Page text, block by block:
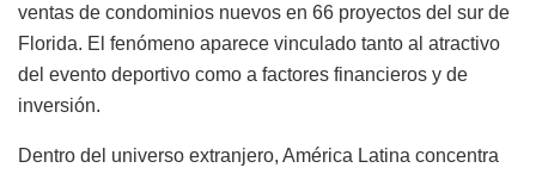
ventas de condominios nuevos en 66 proyectos del sur de
Florida. El fenómeno aparece vinculado tanto al atractivo
del evento deportivo como a factores financieros y de
inversión.
Dentro del universo extranjero, América Latina concentra